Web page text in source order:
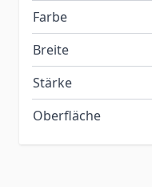
Farbe
Breite
Stärke
Oberfläche